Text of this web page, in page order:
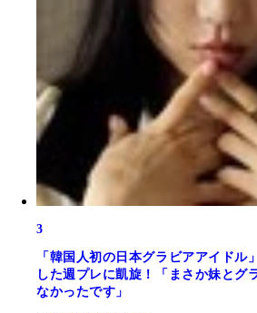
3
「韓国人初の日本グラビアアイドル
した週プレに凱旋！「まさか妹とグ
なかったです」